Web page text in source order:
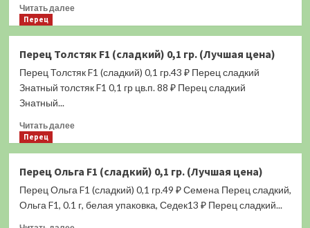
цена)
Читать далееПрочитать
Мажор
F1
(1
цена)
Перец
Перец Толстяк F1 (сладкий) 0,1 гр. (Лучшая цена)
Перец Толстяк F1 (сладкий) 0,1 гр.43 ₽ Перец сладкий
Знатный толстяк F1 0,1 гр цв.п. 88 ₽ Перец сладкий
Знатный...
Читать далееПрочитать
Толстяк
F1
(сладкий)
Перец
Перец Ольга F1 (сладкий) 0,1 гр. (Лучшая цена)
Перец Ольга F1 (сладкий) 0,1 гр.49 ₽ Семена Перец сладкий,
Ольга F1, 0.1 г, белая упаковка, Седек13 ₽ Перец сладкий...
Прочитать